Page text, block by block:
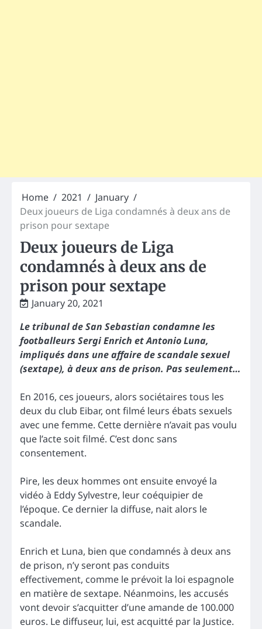
Home 2021
January
Deux joueurs de Liga condamnés à deux ans de
prison pour sextape
Deux joueurs de Liga
condamnés à deux ans de
prison pour sextape
January 20, 2021
Le tribunal de San Sebastian condamne les
footballeurs Sergi Enrich et Antonio Luna,
impliqués dans une affaire de scandale sexuel
(sextape), à deux ans de prison. Pas seulement…
En 2016, ces joueurs, alors sociétaires tous les
deux du club Eibar, ont filmé leurs ébats sexuels
avec une femme. Cette dernière n’avait pas voulu
que l’acte soit filmé. C’est donc sans
consentement.
Pire, les deux hommes ont ensuite envoyé la
vidéo à Eddy Sylvestre, leur coéquipier de
l’époque. Ce dernier la diffuse, nait alors le
scandale.
Enrich et Luna, bien que condamnés à deux ans
de prison, n’y seront pas conduits
effectivement, comme le prévoit la loi espagnole
en matière de sextape. Néanmoins, les accusés
vont devoir s’acquitter d’une amande de 100.000
euros. Le diffuseur, lui, est acquitté par la Justice.